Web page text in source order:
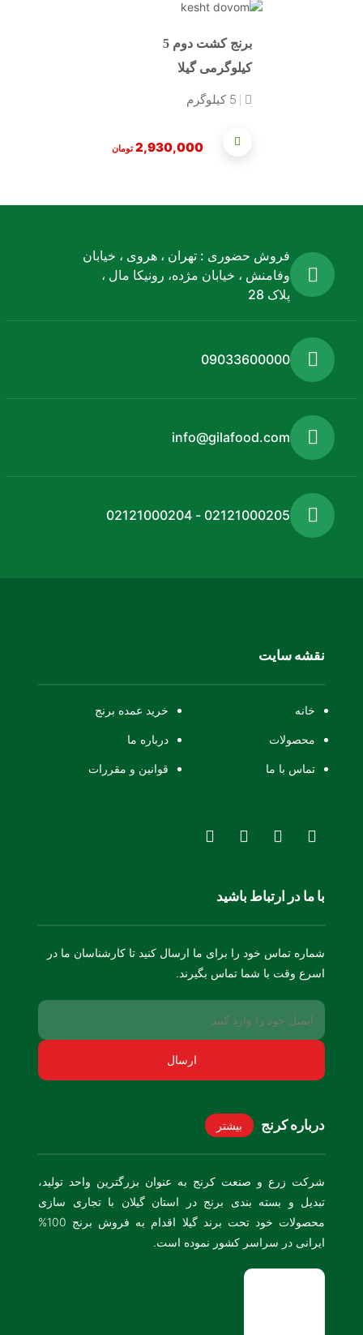
برنج کشت دوم 5
کیلوگرمی گیلا
5 کیلوگرم
2,930,000 تومان
فروش حضوری : تهران ، هروی ، خیابان
وفامنش ، خیابان مژده، رونیکا مال ،
پلاک 28
09033600000
info@gilafood.com
02121000205 - 02121000204
نقشه سایت
خانه خرید عمده برنج
محصولات درباره ما
تماس با ما قوانین و مقررات
با ما در ارتباط باشید
شماره تماس خود را برای ما ارسال کنید تا کارشناسان ما در
اسرع وقت با شما تماس بگیرند.
درباره کرنج بیشتر
شرکت زرع و صنعت کرنج به عنوان بزرگترین واحد تولید،
تبدیل و بسته بندی برنج در استان گیلان با تجاری سازی
محصولات خود تحت برند گیلا اقدام به فروش برنج 100%
ایرانی در سراسر کشور نموده است.